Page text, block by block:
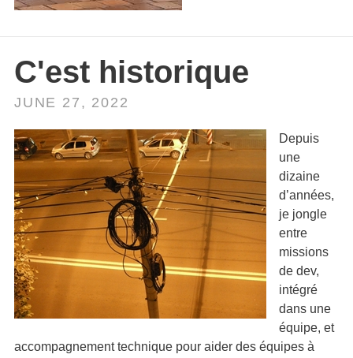
C'est historique
JUNE 27, 2022
Depuis
une
dizaine
d’années,
je jongle
entre
missions
de dev,
intégré
dans une
équipe, et
accompagnement technique pour aider des équipes à